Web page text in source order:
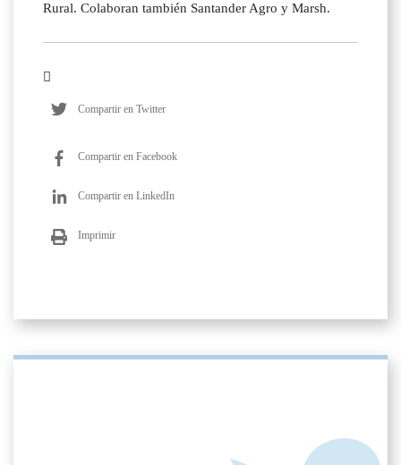
Rural. Colaboran también Santander Agro y Marsh.
Compartir en Twitter
Compartir en Facebook
Compartir en LinkedIn
Imprimir